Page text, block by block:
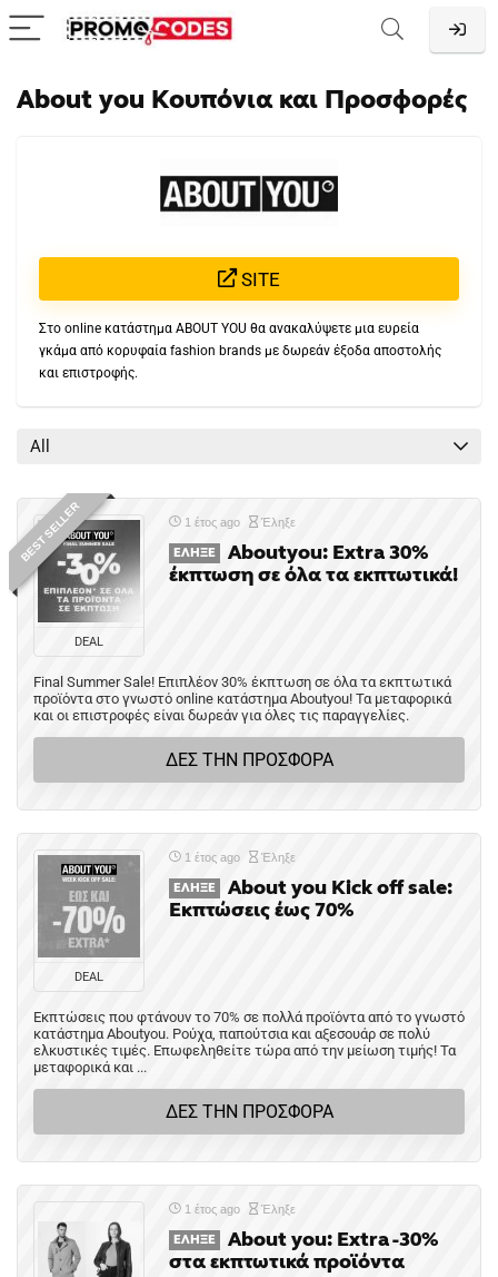
About you Κουπόνια και Προσφορές
SITE
Στο online κατάστημα ABOUT YOU θα ανακαλύψετε μια ευρεία
γκάμα από κορυφαία fashion brands με δωρεάν έξοδα αποστολής
και επιστροφής.
All
BEST SELLER
DEAL
1 έτος ago Έληξε
ΈΛΗΞΕ
Aboutyou: Extra 30%
έκπτωση σε όλα τα εκπτωτικά!
Final Summer Sale! Επιπλέον 30% έκπτωση σε όλα τα εκπτωτικά
προϊόντα στο γνωστό online κατάστημα Aboutyou! Τα μεταφορικά
και οι επιστροφές είναι δωρεάν για όλες τις παραγγελίες.
ΔΕΣ ΤΗΝ ΠΡΟΣΦΟΡΑ
DEAL
1 έτος ago Έληξε
ΈΛΗΞΕ
About you Kick off sale:
Εκπτώσεις έως 70%
Εκπτώσεις που φτάνουν το 70% σε πολλά προϊόντα από το γνωστό
κατάστημα Aboutyou. Ρούχα, παπούτσια και αξεσουάρ σε πολύ
ελκυστικές τιμές. Επωφεληθείτε τώρα από την μείωση τιμής! Τα
μεταφορικά και ...
ΔΕΣ ΤΗΝ ΠΡΟΣΦΟΡΑ
1 έτος ago Έληξε
ΈΛΗΞΕ
About you: Extra -30%
στα εκπτωτικά προϊόντα